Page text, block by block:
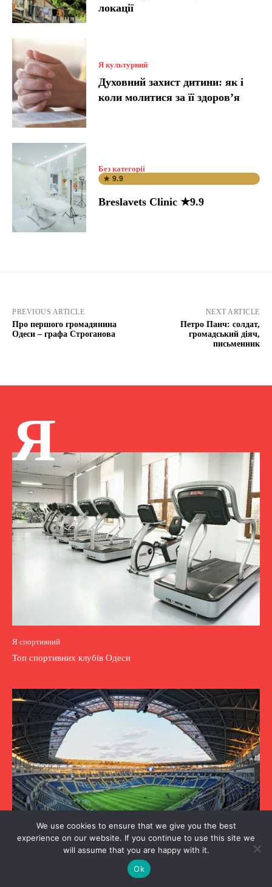
локації
Я культурний
Духовний захист дитини: як і
коли молитися за її здоров’я
Без категорії
★ 9.9
Breslavets Clinic ★9.9
PREVIOUS ARTICLE
Про першого громадянина
Одеси – графа Строганова
NEXT ARTICLE
Петро Панч: солдат,
громадський діяч,
письменник
Я
Я спортивний
Топ спортивних клубів Одеси
We use cookies to ensure that we give you the best
experience on our website. If you continue to use this site we
will assume that you are happy with it.
Ok